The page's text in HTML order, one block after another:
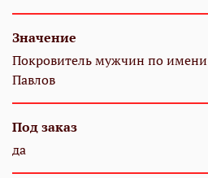
Значение
Покровитель мужчин по
Павлов
Под заказ
да